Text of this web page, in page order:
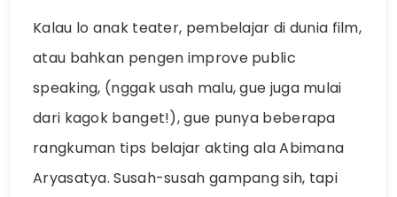
Kalau lo anak teater, pembelajar di dunia film,
atau bahkan pengen improve public
speaking, (nggak usah malu, gue juga mulai
dari kagok banget!), gue punya beberapa
rangkuman tips belajar akting ala Abimana
Aryasatya. Susah-susah gampang sih, tapi